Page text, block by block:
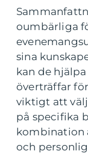
oumbärliga
sina
kan de
överträffar
viktigt att
på specifika
kombination
och